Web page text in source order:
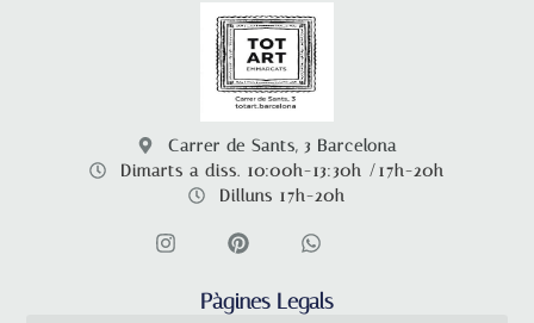
Carrer de Sants, 3 Barcelona
Dimarts a diss. 10:00h-13:30h /17h-20h
Dilluns 17h-20h
Pàgines Legals